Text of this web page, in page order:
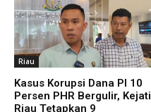
Riau
Kasus Korupsi Dana PI 10
Persen PHR Bergulir, Kejati
Riau Tetapkan 9